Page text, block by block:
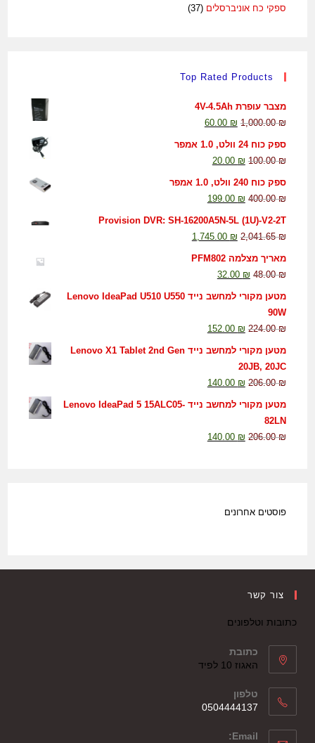
ספקי כח אוניברסלים (37)
Top Rated Products
מצבר עופרת 4V-4.5Ah
1,000.00₪
60.00 ₪
ספק כוח 24 וולט, 1.0 אמפר
100.00₪
20.00 ₪
ספק כוח 240 וולט, 1.0 אמפר
400.00₪
199.00 ₪
Provision DVR: SH-16200A5N-5L (1U)-V2-2T
2,041.65₪
1,745.00 ₪
מאריך מצלמה PFM802
48.00₪
32.00 ₪
מטען מקורי למחשב נייד Lenovo IdeaPad U510 U550
90W
224.00₪
152.00 ₪
מטען מקורי למחשב נייד Lenovo X1 Tablet 2nd Gen
20JB, 20JC
206.00₪
140.00 ₪
מטען מקורי למחשב נייד Lenovo IdeaPad 5 15ALC05-
82LN
206.00₪
140.00 ₪
פוסטים אחרונים
צור קשר
כתובות וטלפונים
כתובת
האגוז 10 לפיד
טלפון
0504444137
Email: